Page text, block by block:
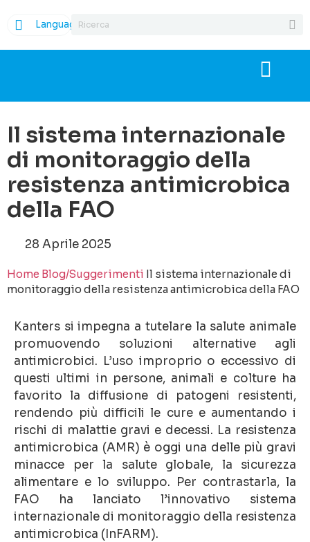
Language
Il sistema internazionale
di monitoraggio della
resistenza antimicrobica
della FAO
28 Aprile 2025
Home Blog/Suggerimenti Il sistema internazionale di
monitoraggio della resistenza antimicrobica della FAO
Kanters si impegna a tutelare la salute animale
promuovendo soluzioni alternative agli
antimicrobici. L’uso improprio o eccessivo di
questi ultimi in persone, animali e colture ha
favorito la diffusione di patogeni resistenti,
rendendo più difficili le cure e aumentando i
rischi di malattie gravi e decessi. La resistenza
antimicrobica (AMR) è oggi una delle più gravi
minacce per la salute globale, la sicurezza
alimentare e lo sviluppo. Per contrastarla, la
FAO ha lanciato l’innovativo sistema
internazionale di monitoraggio della resistenza
antimicrobica (InFARM).